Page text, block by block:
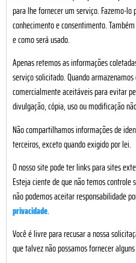
para lhe fornecer um serviço. Fazemo-
conhecimento e consentimento.
e como será usado.
Apenas retemos as informações
serviço solicitado. Quando
comercialmente aceitáveis para evitar
divulgação, cópia, uso ou modificação
Não compartilhamos informações de
terceiros, exceto quando exigido por lei.
O nosso site pode ter links para sites
Esteja ciente de que não temos controle
não podemos aceitar responsabilidade
privacidade.
Você é livre para recusar a nossa
que talvez não possamos fornecer